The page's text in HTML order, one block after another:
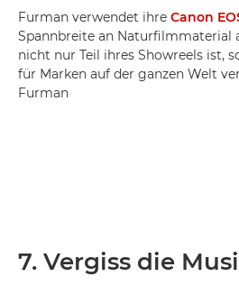
Furman verwendet ihre Canon
Spannbreite an Naturfilmmaterial
nicht nur Teil ihres Showreels ist,
für Marken auf der ganzen Welt
Furman
7. Vergiss die